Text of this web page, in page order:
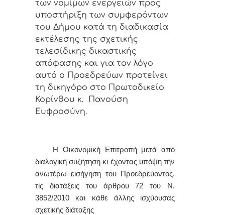
των νομίμων ενεργειών προς
υποστήριξη των συμφερόντων
του Δήμου κατά τη διαδικασία
εκτέλεσης της σχετικής
τελεσίδικης δικαστικής
απόφασης και για τον λόγο
αυτό ο Προεδρεύων προτείνει
τη δικηγόρο στο Πρωτοδικείο
Κορίνθου κ. Πανούση
Ευφροσύνη.
Η Οικονομική Επιτροπή μετά από
διαλογική συζήτηση κι έχοντας υπόψη την
ανωτέρω εισήγηση του Προεδρεύοντος,
τις διατάξεις του άρθρου 72 του Ν.
3852/2010 και κάθε άλλης ισχύουσας
σχετικής διάταξης